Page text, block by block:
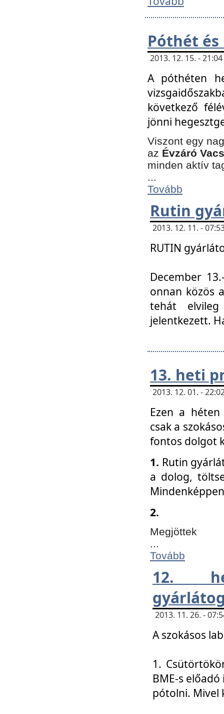
Póthét és
2013. 12. 15. -
A póthéten
következő
jönni
Viszont egy
az Évzáró
minden aktív
...
Tovább
Rutin
2013. 12. 11. -
RUTIN
December
onnan közös
tehát
jelentkezett.
13. heti
2013. 12. 01. -
Ezen a
csak a
fontos dolgot
1. Rutin
a dolog,
2.
Megjöttek
...
Tovább
12.
2013. 11. 26. -
A szokásos
1.
BME-s
pótolni. Mivel